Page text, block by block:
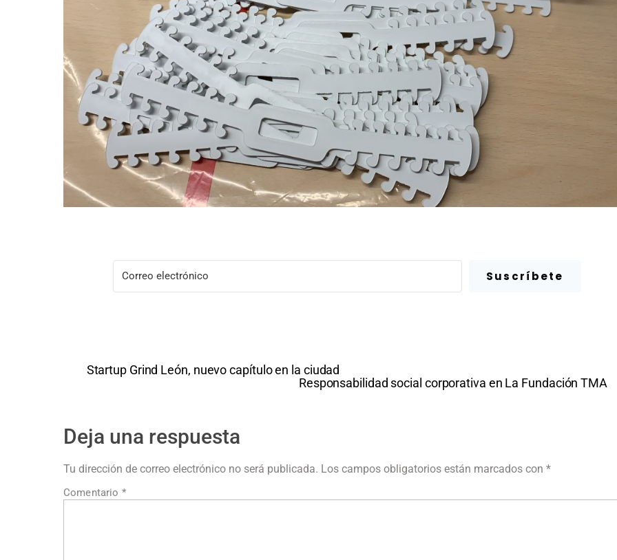
Suscríbete
Startup Grind León, nuevo capítulo en la ciudad
Responsabilidad social corporativa en La Fundación TMA
Deja una respuesta
Tu dirección de correo electrónico no será publicada. Los campos obligatorios están marcados con *
Comentario *